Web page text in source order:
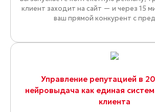
клиент заходит на сайт — и через 15
ваш прямой конкурент с
Управление репутацией в
нейровыдача как единая
клиента